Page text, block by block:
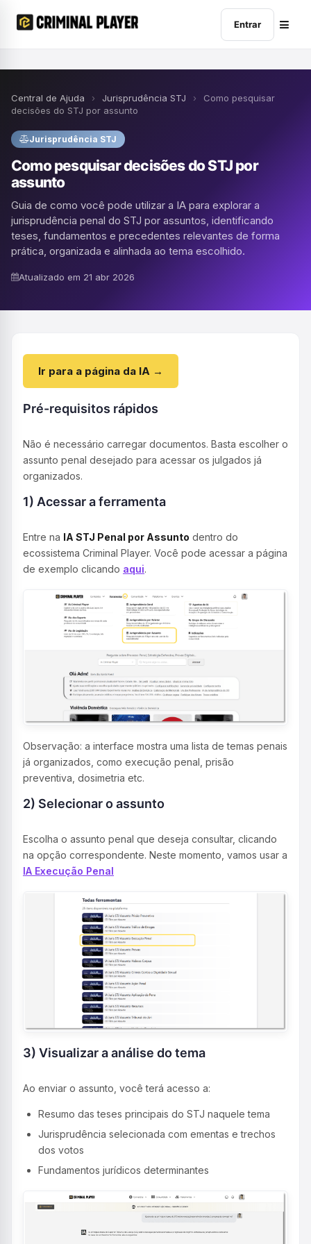
Entrar
Central de Ajuda › Jurisprudência STJ ›
Como pesquisar
decisões do STJ por assunto
Jurisprudência STJ
Como pesquisar decisões do STJ por
assunto
Guia de como você pode utilizar a IA para explorar a
jurisprudência penal do STJ por assuntos, identificando
teses, fundamentos e precedentes relevantes de forma
prática, organizada e alinhada ao tema escolhido.
Atualizado em 21 abr 2026
Ir para a página da IA →
Pré-requisitos rápidos
Não é necessário carregar documentos. Basta escolher o
assunto penal desejado para acessar os julgados já
organizados.
1) Acessar a ferramenta
Entre na IA STJ Penal por Assunto dentro do
ecossistema Criminal Player. Você pode acessar a página
de exemplo clicando aqui.
Observação: a interface mostra uma lista de temas penais
já organizados, como execução penal, prisão
preventiva, dosimetria etc.
2) Selecionar o assunto
Escolha o assunto penal que deseja consultar, clicando
na opção correspondente. Neste momento, vamos usar a
IA Execução Penal
3) Visualizar a análise do tema
Ao enviar o assunto, você terá acesso a:
Resumo das teses principais do STJ naquele tema
Jurisprudência selecionada com ementas e trechos
dos votos
Fundamentos jurídicos determinantes